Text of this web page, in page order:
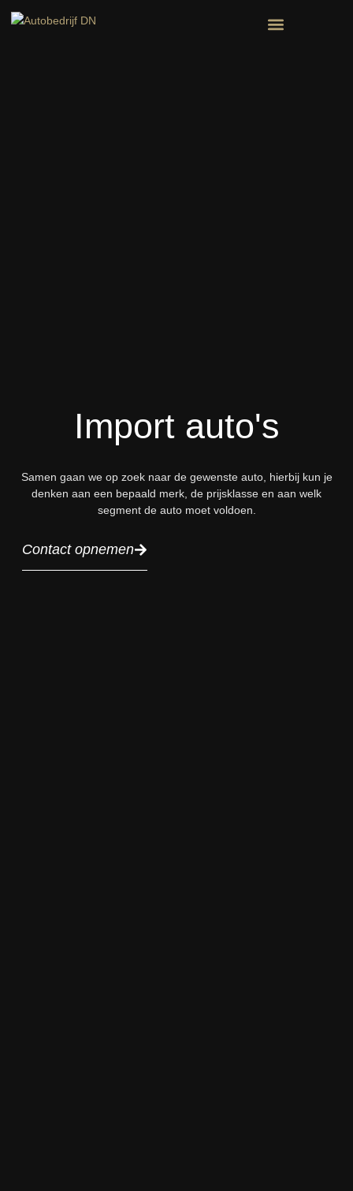
Import auto's
Samen gaan we op zoek naar de gewenste auto, hierbij kun je
denken aan een bepaald merk, de prijsklasse en aan welk
segment de auto moet voldoen.
Contact opnemen